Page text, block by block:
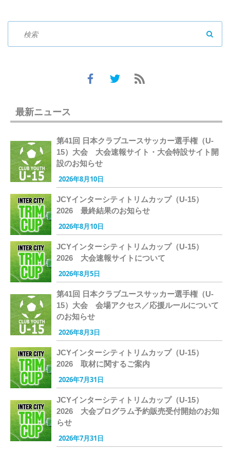
最新ニュース
第41回 日本クラブユースサッカー選手権（U-
15）大会 大会速報サイト・大会特設サイト開
設のお知らせ
2026年8月10日
JCYインターシティトリムカップ（U-15）
2026 最終結果のお知らせ
2026年8月10日
JCYインターシティトリムカップ（U-15）
2026 大会速報サイトについて
2026年8月5日
第41回 日本クラブユースサッカー選手権（U-
15）大会 会場アクセス／応援ルールについて
のお知らせ
2026年8月3日
JCYインターシティトリムカップ（U-15）
2026 取材に関するご案内
2026年7月31日
JCYインターシティトリムカップ（U-15）
2026 大会プログラム予約販売受付開始のお知
らせ
2026年7月31日